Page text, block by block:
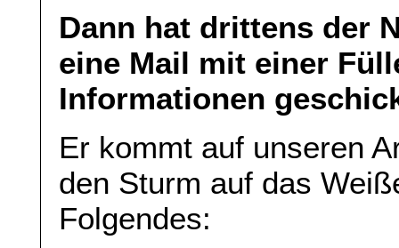
Dann hat drittens der
eine Mail mit einer
Informationen
Er kommt auf unseren
den Sturm auf das
Folgendes: